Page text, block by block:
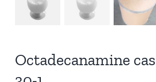
Octadecanamine